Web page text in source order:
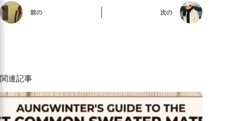
前の 次の
関連記事